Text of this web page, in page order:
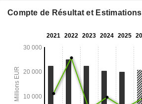
Compte de Résultat et Estimations